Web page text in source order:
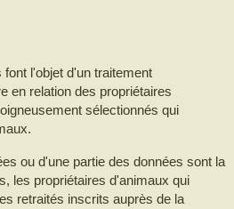
l'objet d'un traitement
en relation des propriétaires
sélectionnés qui
ou d'une partie des données sont la
les propriétaires d'animaux qui
retraités inscrits auprès de la